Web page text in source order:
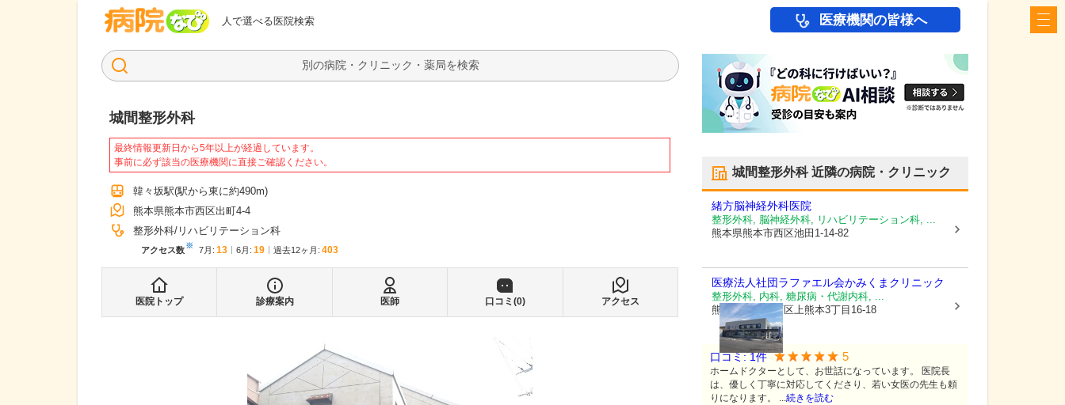
人で選べる医院検索
病院なび 医療機関の皆様へ
検索
城間整形外科
最終情報更新日から5年以上が経過しています。
事前に必ず該当の医療機関に直接ご確認ください。
韓々坂駅(駅から東に約490m)
熊本県熊本市西区出町4-4
整形外科 リハビリテーション科
アクセス数※ 7月 : 13 6月 : 19 過去12ヶ月: 403
医院トップ 診療案内 医師 口コミ(0) アクセス
城間整形外科近隣の病院・クリニック
緒方脳神経外科医院
整形外科, 脳神経外科, リハビリテーション科, ...
熊本県熊本市西区池田1-14-82
医療法人社団ラファエル会かみくまクリニック
整形外科, 内科, 糖尿病・代謝内科, ...
熊本県熊本市西区上熊本3丁目16-18
口コミ: 1件 5
ホームドクターとして、お世話になっています。 医院長
は、優しく丁寧に対応してくださり、若い女医の先生も頼
りになります。 ...続きを読む